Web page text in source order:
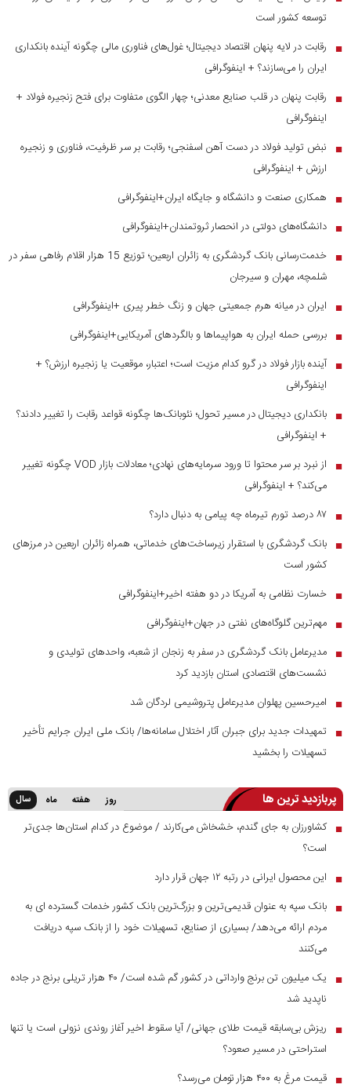
توسعه کشور است
■
رقابت در لایه پنهان اقتصاد دیجیتال؛ غول‌های فناوری مالی چگونه آینده بانکداری
ایران را می‌سازند؟ + اینفوگرافی
■
رقابت پنهان در قلب صنایع معدنی؛ چهار الگوی متفاوت برای فتح زنجیره فولاد +
اینفوگرافی
■
نبض تولید فولاد در دست آهن اسفنجی؛ رقابت بر سر ظرفیت، فناوری و زنجیره
ارزش + اینفوگرافی
■ همکاری صنعت و دانشگاه و جایگاه ایران+اینفوگرافی
■ دانشگاه‌های دولتی در انحصار ثروتمندان+اینفوگرافی
■
خدمت‌رسانی بانک گردشگری به زائران اربعین؛ توزیع 15 هزار اقلام رفاهی سفر در
شلمچه، مهران و سیرجان
■ ایران در میانه هرم جمعیتی جهان و زنگ خطر پیری +اینفوگرافی
■ بررسی حمله ایران به هواپیماها و بالگردهای آمریکایی+اینفوگرافی
■ آینده بازار فولاد در گرو کدام مزیت است؛ اعتبار، موقعیت یا زنجیره ارزش؟ +
اینفوگرافی
■ بانکداری دیجیتال در مسیر تحول؛ نئوبانک‌ها چگونه قواعد رقابت را تغییر دادند؟
+ اینفوگرافی
■
از نبرد بر سر محتوا تا ورود سرمایه‌های نهادی؛ معادلات بازار VOD چگونه تغییر
می‌کند؟ + اینفوگرافی
■ ۸۷ درصد تورم تیرماه چه پیامی به دنبال دارد؟
■ بانک گردشگری با استقرار زیرساخت‌های خدماتی، همراه زائران اربعین در مرز‌های
کشور است
■ خسارت نظامی به آمریکا در دو هفته اخیر+اینفوگرافی
■ مهم‌ترین گلوگاه‌های نفتی در جهان+اینفوگرافی
■ مدیرعامل بانک گردشگری در سفر به زنجان از شعبه، واحدهای تولیدی و
نشست‌های اقتصادی استان بازدید کرد
■ امیرحسین پهلوان مدیرعامل پتروشیمی لردگان شد
■
تمهیدات جدید برای جبران آثار اختلال سامانه‌ها/ بانک ملی ایران جرایم تأخیر
تسهیلات را بخشید
پربازدید ترین ها روز هفته ماه سال
■ کشاورزان به جای گندم، خشخاش می‌کارند / موضوع در کدام استان‌ها جدی‌تر
است؟
■ این محصول ایرانی در رتبه ۱۲ جهان قرار دارد
■ بانک سپه به عنوان قدیمی‌ترین و بزرگ‌ترین بانک کشور خدمات گسترده ای به
مردم ارائه می‌دهد/ بسیاری از صنایع، تسهیلات خود را از بانک سپه دریافت
می‌کنند
■
یک میلیون تن برنج وارداتی در کشور گم شده است/ ۴۰ هزار تریلی برنج در جاده
ناپدید شد
■
ریزش بی‌سابقه قیمت طلای جهانی/ آیا سقوط اخیر آغاز روندی نزولی است یا تنها
استراحتی در مسیر صعود؟
■ قیمت مرغ به ۴۰۰ هزار تومان می‌رسد؟